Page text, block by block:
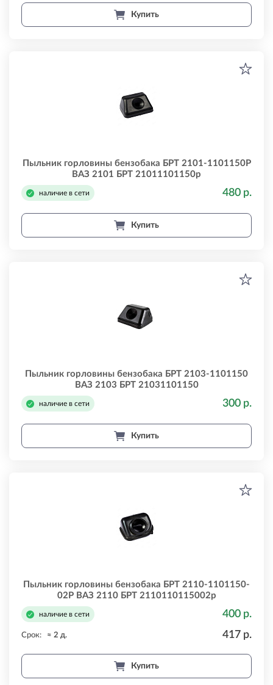
Купить
Пыльник горловины бензобака БРТ 2101-1101150Р
ВАЗ 2101 БРТ 21011101150р
наличие в сети 480 р.
Купить
Пыльник горловины бензобака БРТ 2103-1101150
ВАЗ 2103 БРТ 21031101150
наличие в сети 300 р.
Купить
Пыльник горловины бензобака БРТ 2110-1101150-
02Р ВАЗ 2110 БРТ 2110110115002р
наличие в сети 400 р.
Срок: ≈ 2 д. 417 р.
Купить